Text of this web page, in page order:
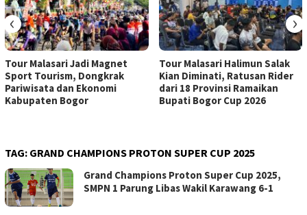
Tour Malasari Jadi Magnet
Sport Tourism, Dongkrak
Pariwisata dan Ekonomi
Kabupaten Bogor
Tour Malasari Halimun Salak
Kian Diminati, Ratusan Rider
dari 18 Provinsi Ramaikan
Bupati Bogor Cup 2026
‹ ›
TAG: GRAND CHAMPIONS PROTON SUPER CUP 2025
Grand Champions Proton Super Cup 2025,
SMPN 1 Parung Libas Wakil Karawang 6-1